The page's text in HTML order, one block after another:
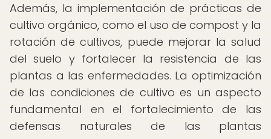
Además, la implementación de prácticas de
cultivo orgánico, como el uso de compost y la
rotación de cultivos, puede mejorar la salud
del suelo y fortalecer la resistencia de las
plantas a las enfermedades. La optimización
de las condiciones de cultivo es un aspecto
fundamental en el fortalecimiento de las
defensas naturales de las plantas